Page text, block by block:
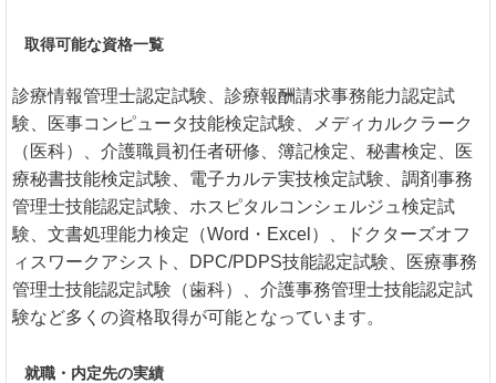
取得可能な資格一覧
診療情報管理士認定試験、診療報酬請求事務能力認定試
験、医事コンピュータ技能検定試験、メディカルクラーク
（医科）、介護職員初任者研修、簿記検定、秘書検定、医
療秘書技能検定試験、電子カルテ実技検定試験、調剤事務
管理士技能認定試験、ホスピタルコンシェルジュ検定試
験、文書処理能力検定（Word・Excel）、ドクターズオフ
ィスワークアシスト、DPC/PDPS技能認定試験、医療事務
管理士技能認定試験（歯科）、介護事務管理士技能認定試
験など多くの資格取得が可能となっています。
就職・内定先の実績